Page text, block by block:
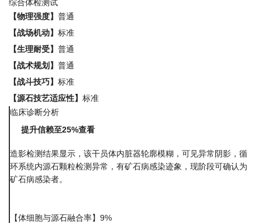
综合体检测试
【物理强度】 普通
【战场机动】 标准
【生理耐受】 普通
【战术规划】 普通
【战斗技巧】 标准
【源石技艺适应性】 标准
临床诊断分析
提升信赖至25%查看
造影检测结果显示，该干员体内脏器轮廓模糊，可见异常阴影，循
环系统内源石颗粒检测异常，有矿石病感染迹象，现阶段可确认为
矿石病感染者。
【体细胞与源石融合率】9%